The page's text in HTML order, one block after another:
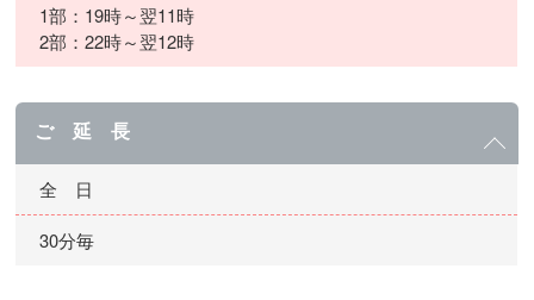
1部：19時～翌11時
2部：22時～翌12時
ご 延 長
全 日
30分毎